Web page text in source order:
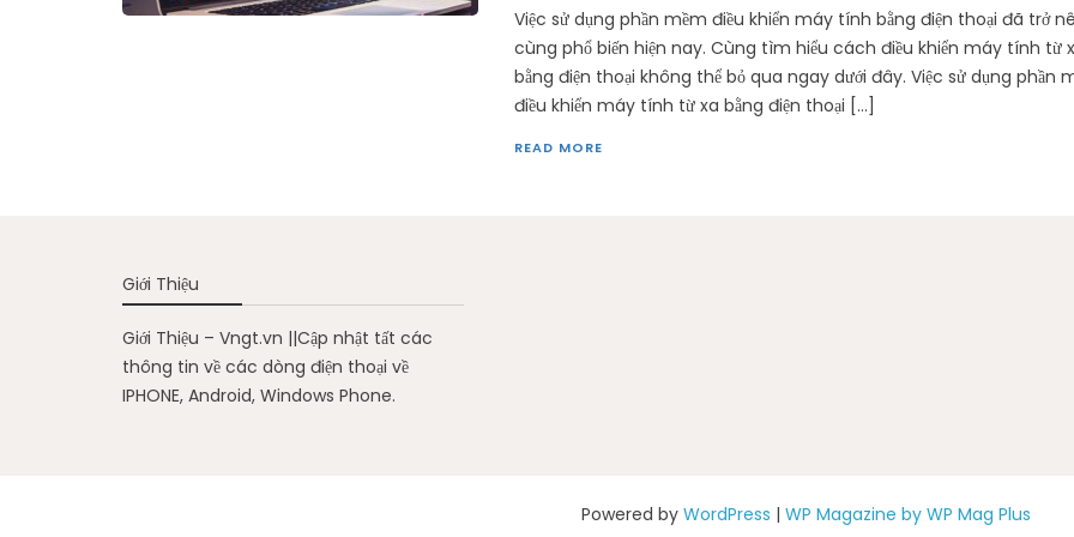
Việc sử dụng phần mềm điều khiển máy tính bằng điện thoại đã trở
cùng phổ biến hiện nay. Cùng tìm hiểu cách điều khiển máy tính từ
bằng điện thoại không thể bỏ qua ngay dưới đây. Việc sử dụng phần
điều khiển máy tính từ xa bằng điện thoại […]
READ MORE
Giới Thiệu
Giới Thiệu – Vngt.vn ||Cập nhật tất các
thông tin về các dòng điện thoại về
IPHONE, Android, Windows Phone.
Powered by WordPress | WP Magazine by WP Mag Plus